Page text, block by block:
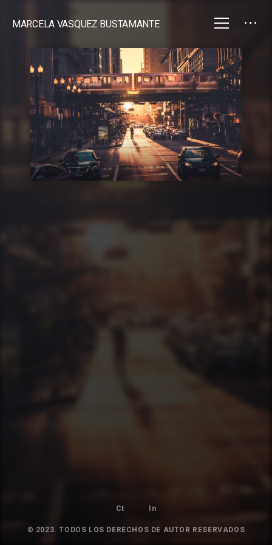
MARCELA VASQUEZ BUSTAMANTE
Ct In
© 2023. TODOS LOS DERECHOS DE AUTOR RESERVADOS